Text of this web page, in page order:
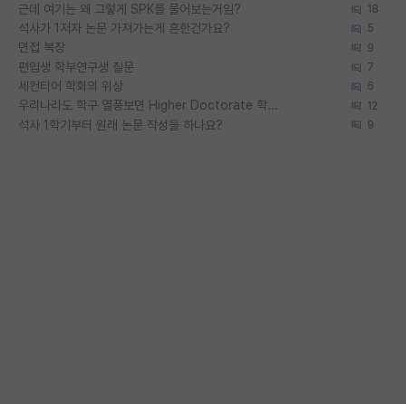
근데 여기는 왜 그렇게 SPK를 물어보는거임? 18
석사가 1저자 논문 가져가는게 흔한건가요? 5
면접 복장 9
편입생 학부연구생 질문 7
세컨티어 학회의 위상 6
우리나라도 학구 열풍보면 Higher Doctorate 학위가 필요하다고 봅니다. 12
석사 1학기부터 원래 논문 작성을 하나요? 9